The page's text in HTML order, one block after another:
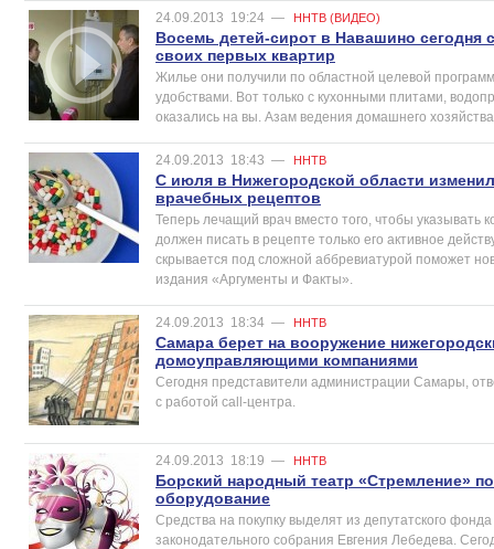
24.09.2013 19:24 — ННТВ (ВИДЕО)
Восемь детей-сирот в Навашино сегодня
своих первых квартир
Жилье они получили по областной целевой
удобствами. Вот только с кухонными плитами,
оказались на вы. Азам ведения домашнего
24.09.2013 18:43 — ННТВ
С июля в Нижегородской области
врачебных рецептов
Теперь лечащий врач вместо того, чтобы указывать
должен писать в рецепте только его активное
скрывается под сложной аббревиатурой поможет
издания «Аргументы и Факты».
24.09.2013 18:34 — ННТВ
Самара берет на вооружение
домоуправляющими компаниями
Сегодня представители администрации Самары,
с работой call-центра.
24.09.2013 18:19 — ННТВ
Борский народный театр «Стремление»
оборудование
Средства на покупку выделят из депутатского
законодательного собрания Евгения Лебедева.